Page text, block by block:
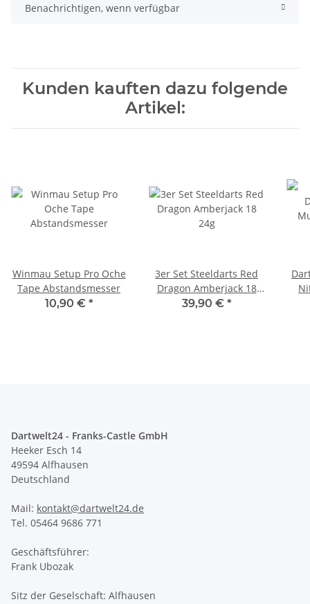
Benachrichtigen, wenn verfügbar
Kunden kauften dazu folgende
Artikel:
Winmau Setup Pro Oche
Tape Abstandsmesser
10,90 € *
3er Set Steeldarts Red
Dragon Amberjack 18
24g
39,90 € *
Dartwelt24 - Franks-Castle GmbH
Heeker Esch 14
49594 Alfhausen
Deutschland
Mail: kontakt@dartwelt24.de
Tel. 05464 9686 771
Geschäftsführer:
Frank Ubozak
Sitz der Geselschaft: Alfhausen